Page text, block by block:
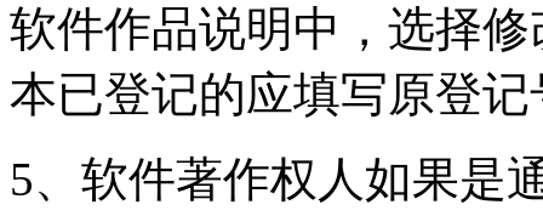
软件作品说明中，选择
本已登记的应填写原登
5、软件著作权人如果是